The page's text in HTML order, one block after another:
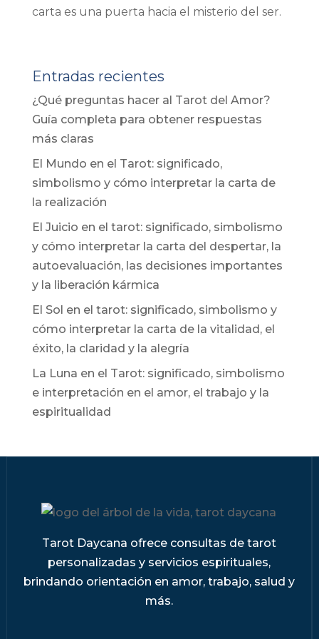
carta es una puerta hacia el misterio del ser.
Entradas recientes
¿Qué preguntas hacer al Tarot del Amor?
Guía completa para obtener respuestas
más claras
El Mundo en el Tarot: significado,
simbolismo y cómo interpretar la carta de
la realización
El Juicio en el tarot: significado, simbolismo
y cómo interpretar la carta del despertar, la
autoevaluación, las decisiones importantes
y la liberación kármica
El Sol en el tarot: significado, simbolismo y
cómo interpretar la carta de la vitalidad, el
éxito, la claridad y la alegría
La Luna en el Tarot: significado, simbolismo
e interpretación en el amor, el trabajo y la
espiritualidad
Tarot Daycana ofrece consultas de tarot
personalizadas y servicios espirituales,
brindando orientación en amor, trabajo, salud y
más.